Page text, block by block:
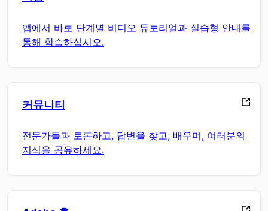
앱에서 바로 단계별 비디오 튜토리얼과 실습형 안내를
통해 학습하십시오.
커뮤니티
전문가들과 토론하고, 답변을 찾고, 배우며, 여러분의
지식을 공유하세요.